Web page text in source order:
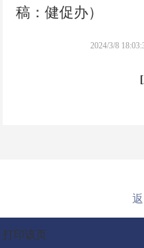
稿：健促办）
2024/3/8
打印该页